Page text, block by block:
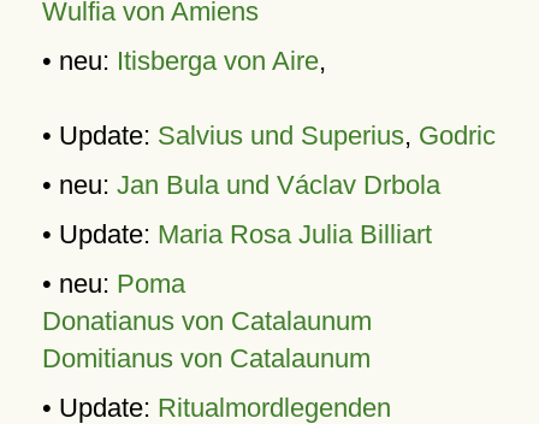
Wulfia von Amiens
• neu: Itisberga von Aire,
• Update: Salvius und Superius, Godric
• neu: Jan Bula und Václav Drbola
• Update: Maria Rosa Julia Billiart
• neu: Poma
Donatianus von Catalaunum
Domitianus von Catalaunum
• Update: Ritualmordlegenden